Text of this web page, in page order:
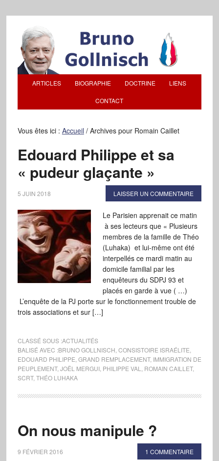
ARTICLES BIOGRAPHIE DOCTRINE LIENS
CONTACT
Vous êtes ici : Accueil /Archives pour Romain Caillet
Edouard Philippe et sa
« pudeur glaçante »
5 JUIN 2018 LAISSER UN COMMENTAIRE
Le Parisien apprenait ce matin
à ses lecteurs que « Plusieurs
membres de la famille de Théo
(Luhaka) et lui-même ont été
interpellés ce mardi matin au
domicile familial par les
enquêteurs du SDPJ 93 et
placés en garde à vue ( …)
L’enquête de la PJ porte sur le fonctionnement trouble de
trois associations et sur […]
CLASSÉ SOUS :ACTUALITÉS
BALISÉ AVEC :BRUNO GOLLNISCH CONSISTOIRE ISRAÉLITE
EDOUARD PHILIPPE GRAND REMPLACEMENT, IMMIGRATION DE
PEUPLEMENT, JOËL MERGUI, PHILIPPE VAL ROMAIN CAILLET,
SCRT, THÉO LUHAKA
On nous manipule ?
9 FÉVRIER 2016 1 COMMENTAIRE